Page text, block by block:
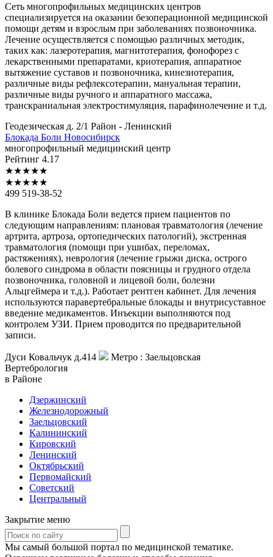
Сеть многопрофильных медицинских центров
специализируется на оказании безоперационной медицинской
помощи детям и взрослым при заболеваниях позвоночника.
Лечение осуществляется с помощью различных методик,
таких как: лазеротерапия, магнитотерапия, фонофорез с
лекарственными препаратами, криотерапия, аппаратное
вытяжение суставов и позвоночника, кинезиотерапия,
различные виды рефлексотерапии, мануальная терапии,
различные виды ручного и аппаратного массажа,
транскраниальная электростимуляция, парафинолечение и т.д.
Геодезическая д. 2/1 Район - Ленинский
Блокада Боли Новосибирск
многопрофильный медицинский центр
Рейтинг 4.17
★★★★★
★★★★★
499 519-38-52
В клинике Блокада Боли ведется прием пациентов по
следующим направлениям: плановая травматология (лечение
артрита, артроза, ортопедических патологий), экстренная
травматология (помощи при ушибах, переломах,
растяжениях), неврология (лечение грыжи диска, острого
болевого синдрома в области поясницы и грудного отдела
позвоночника, головной и лицевой боли, болезни
Альцгеймера и т.д.). Работает рентген кабинет. Для лечения
используются паравертебральные блокады и внутрисуставное
введение медикаментов. Инъекции выполняются под
контролем УЗИ. Прием проводится по предварительной
записи.
Дуси Ковальчук д.414 Метро : Заельцовская
Вертебрология
в Районе
Дзержинский
Железнодорожный
Заельцовский
Калининский
Кировский
Ленинский
Октябрьский
Первомайский
Советский
Центральный
Закрытие меню
Мы самый большой портал по медицинской тематике.